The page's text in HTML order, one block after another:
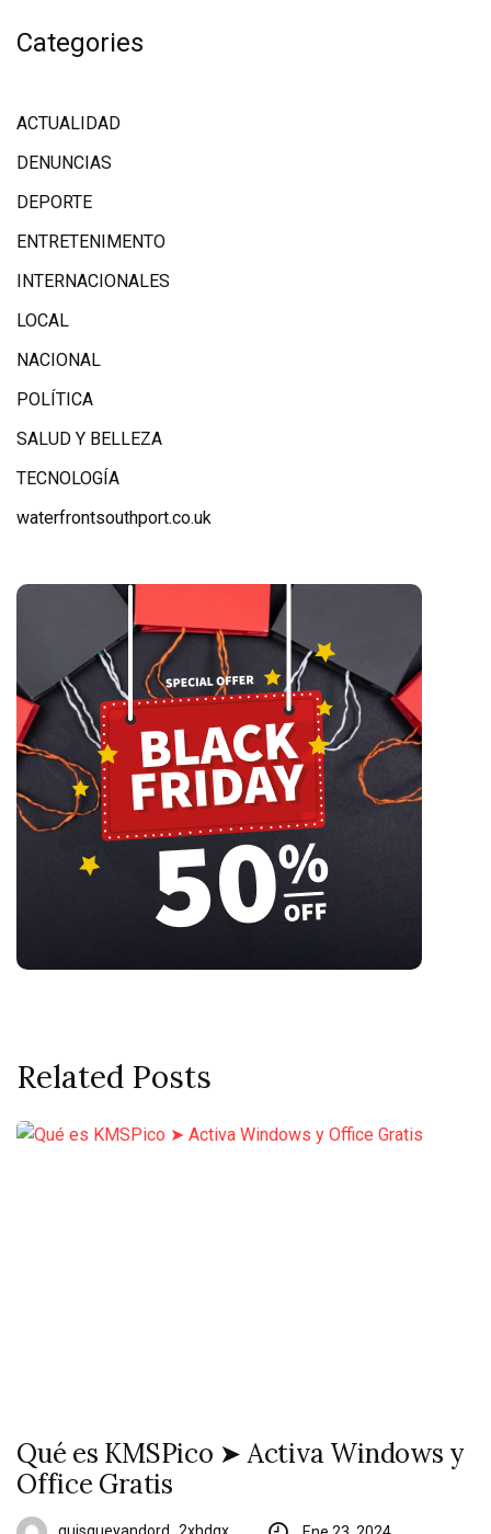
Categories
ACTUALIDAD
DENUNCIAS
DEPORTE
ENTRETENIMENTO
INTERNACIONALES
LOCAL
NACIONAL
POLÍTICA
SALUD Y BELLEZA
TECNOLOGÍA
waterfrontsouthport.co.uk
Related Posts
Qué es KMSPico ➤ Activa Windows y
Office Gratis